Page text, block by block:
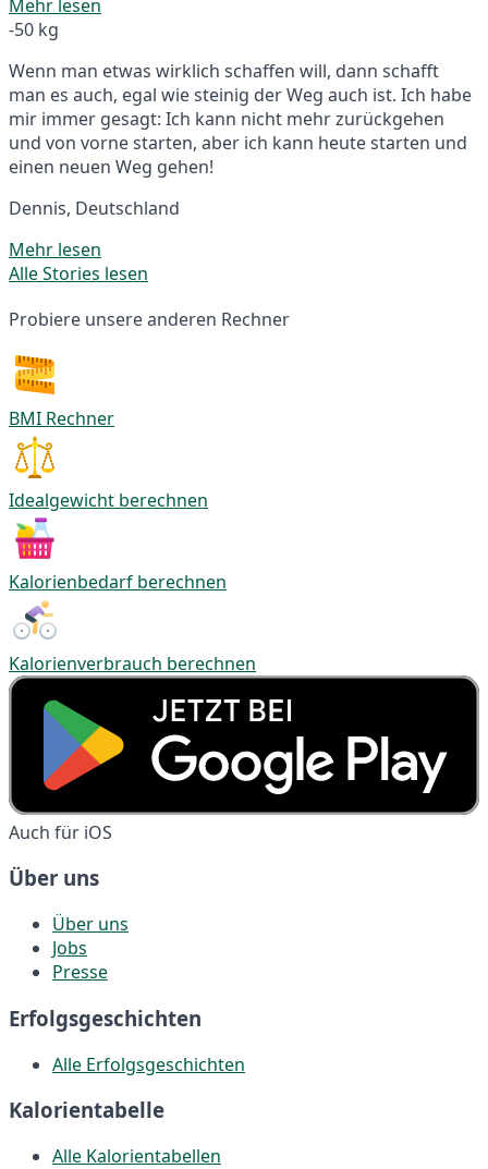
Mehr lesen
-50 kg
Wenn man etwas wirklich schaffen will, dann schafft
man es auch, egal wie steinig der Weg auch ist. Ich habe
mir immer gesagt: Ich kann nicht mehr zurückgehen
und von vorne starten, aber ich kann heute starten und
einen neuen Weg gehen!
Dennis, Deutschland
Mehr lesen
Alle Stories lesen
Probiere unsere anderen Rechner
BMI Rechner
Idealgewicht berechnen
Kalorienbedarf berechnen
Kalorienverbrauch berechnen
Auch für iOS
Über uns
Über uns
Jobs
Presse
Erfolgsgeschichten
Alle Erfolgsgeschichten
Kalorientabelle
Alle Kalorientabellen